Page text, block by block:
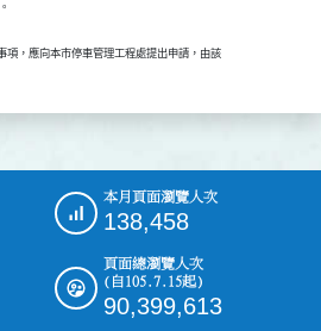
項，應向本市停車管理工程處提出申請，由該
本月頁面瀏覽人次
138,458
頁面總瀏覽人次
(自105.7.15起)
90,399,613